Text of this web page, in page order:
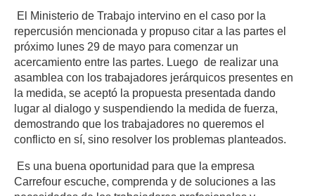
El Ministerio de Trabajo intervino en el caso por la
repercusión mencionada y propuso citar a las partes el
próximo lunes 29 de mayo para comenzar un
acercamiento entre las partes. Luego de realizar una
asamblea con los trabajadores jerárquicos presentes en
la medida, se aceptó la propuesta presentada dando
lugar al dialogo y suspendiendo la medida de fuerza,
demostrando que los trabajadores no queremos el
conflicto en sí, sino resolver los problemas planteados.
Es una buena oportunidad para que la empresa
Carrefour escuche, comprenda y de soluciones a las